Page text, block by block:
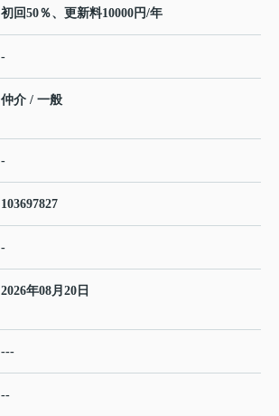
初回50％、更新料10000円/年
-
仲介 / 一般
-
103697827
-
2026年08月20日
---
--